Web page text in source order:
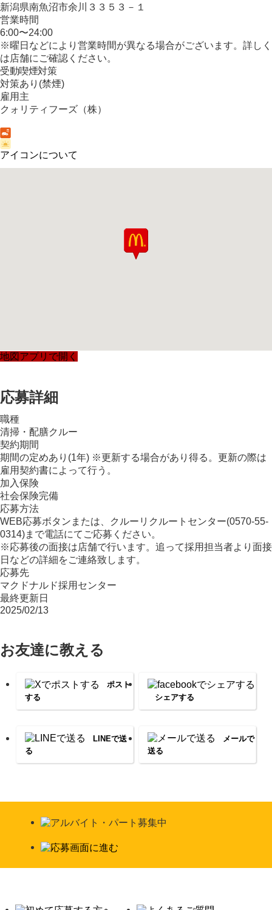
新潟県南魚沼市余川３３５３－１
営業時間
6:00〜24:00
※曜日などにより営業時間が異なる場合がございます。詳しく
は店舗にご確認ください。
受動喫煙対策
対策あり(禁煙)
雇用主
クォリティフーズ（株）
アイコンについて
地図アプリで開く
応募詳細
職種
清掃・配膳クルー
契約期間
期間の定めあり(1年) ※更新する場合があり得る。更新の際は
雇用契約書によって行う。
加入保険
社会保険完備
応募方法
WEB応募ボタンまたは、クルーリクルートセンター(0570-55-
0314)まで電話にてご応募ください。
※応募後の面接は店舗で行います。追って採用担当者より面接
日などの詳細をご連絡致します。
応募先
マクドナルド採用センター
最終更新日
2025/02/13
お友達に教える
ポスト
する
シェアする
LINEで送
る
メールで
送る